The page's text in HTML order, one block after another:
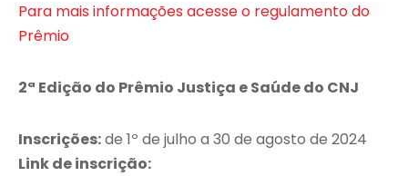
Para mais informações acesse o regulamento do
Prêmio
2ª Edição do Prêmio Justiça e Saúde do CNJ
Inscrições:de 1º de julho a 30 de agosto de 2024
Link de inscrição: